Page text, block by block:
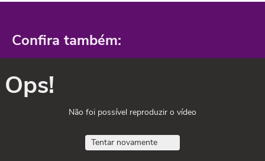
Confira também:
Ops!
Não foi possível reproduzir o vídeo
Tentar novamente